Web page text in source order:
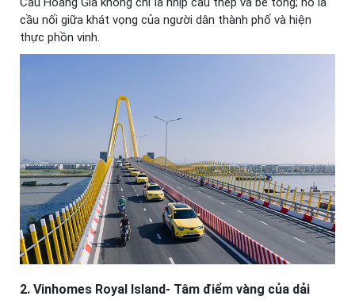
cầu nối giữa khát vọng của người dân thành phố và hiện
thực phồn vinh.
2. Vinhomes Royal Island- Tâm điểm vàng của dải